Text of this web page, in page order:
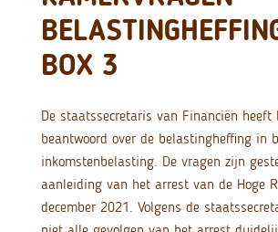
BOX 3
De staatssecretaris van Financiën heeft
beantwoord over de belastingheffing in
inkomstenbelasting. De vragen zijn
aanleiding van het arrest van de Hoge
december 2021. Volgens de